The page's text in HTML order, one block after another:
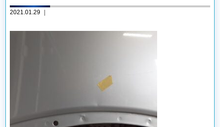
2021.01.29 ｜